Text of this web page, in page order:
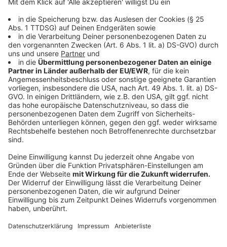
Was hat sich verschlechtert?
Anzeige
Gleichzeitig gibt es deutliche Anstiege bei schweren
Straftaten. Die Zahl der Mord- und Totschlagsdelikte
stieg auf 508 Fälle (+29). 130 Menschen starben, 93%
der Fälle wurden aufgeklärt.
Deutlich gestiegen sind die Sexualdelikte:
+5,2% auf über 32.000 Fälle
Häusliche Gewalt: rund 62.000 Fälle, 59
Todesopfer
Auch der sexuelle Missbrauch von Kindern (+2,7%) und
Kinderpornografie (+9%) nahmen weiter zu.
die Kriminalität rund um Kokain und Crack (+17%).